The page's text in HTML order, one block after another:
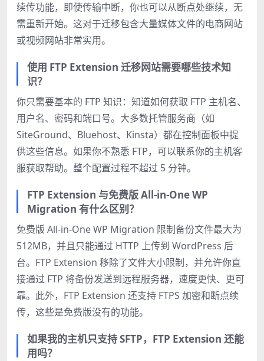
续传功能，即使传输中断，你也可以从断点处继续，无
需重新开始。这对于迁移包含大量媒体文件的电商网站
或视频网站非常实用。
使用 FTP Extension 迁移网站需要哪些技术知
识？
你只需要基本的 FTP 知识：知道如何获取 FTP 主机名、
用户名、密码和端口号。大多数托管服务商（如
SiteGround、Bluehost、Kinsta）都在控制面板中提
供这些信息。如果你不熟悉 FTP，可以联系你的主机客
服获取帮助。整个配置过程不超过 5 分钟。
FTP Extension 与免费版 All-in-One WP
Migration 有什么区别？
免费版 All-in-One WP Migration 限制备份文件最大为
512MB，并且只能通过 HTTP 上传到 WordPress 后
台。FTP Extension 移除了文件大小限制，并允许你直
接通过 FTP 将备份发送到远程服务器，速度更快、更可
靠。此外，FTP Extension 还支持 FTPS 加密和断点续
传，这些是免费版没有的功能。
如果我的主机只支持 SFTP，FTP Extension 还能
用吗？